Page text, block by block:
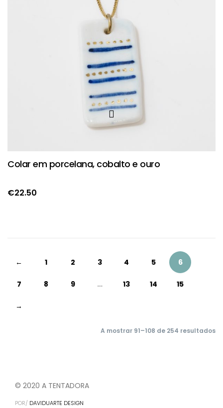
Colar em porcelana, cobalto e ouro
€22.50
← 1 2 3 4 5 6
7 8 9 … 13 14 15
→
A mostrar 91–108 de 254 resultados
© 2020 A TENTADORA
POR/ DAVIDUARTE DESIGN